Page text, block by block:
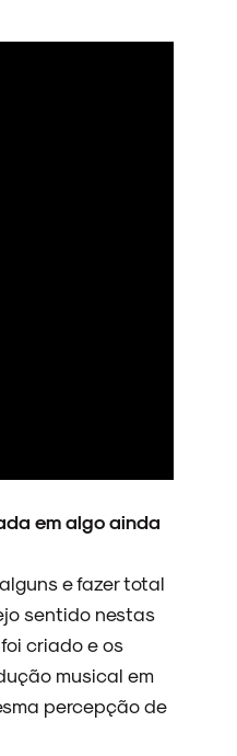
em algo ainda
e fazer total
sentido nestas
criado e os
musical em
percepção de